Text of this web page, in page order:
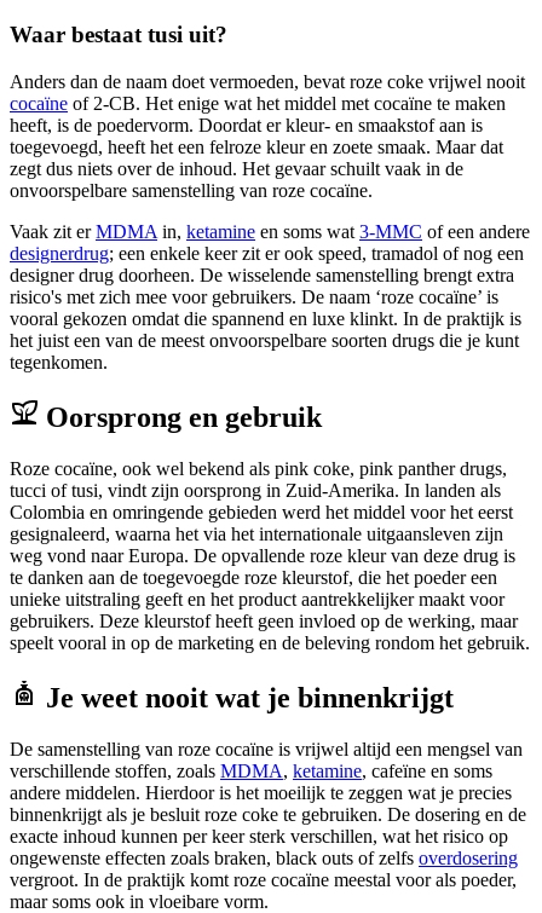
Waar bestaat tusi uit?
Anders dan de naam doet vermoeden, bevat roze coke vrijwel nooit
cocaïne of 2-CB. Het enige wat het middel met cocaïne te maken
heeft, is de poedervorm. Doordat er kleur- en smaakstof aan is
toegevoegd, heeft het een felroze kleur en zoete smaak. Maar dat
zegt dus niets over de inhoud. Het gevaar schuilt vaak in de
onvoorspelbare samenstelling van roze cocaïne.
Vaak zit erMDMA in, ketamine en soms wat 3-MMC of een andere
designerdrug; een enkele keer zit er ook speed, tramadol of nog een
designer drug doorheen. De wisselende samenstelling brengt extra
risico's met zich mee voor gebruikers. De naam ‘roze cocaïne’ is
vooral gekozen omdat die spannend en luxe klinkt. In de praktijk is
het juist een van de meest onvoorspelbare soorten drugs die je kunt
tegenkomen.
Oorsprong en gebruik
Roze cocaïne, ook wel bekend als pink coke, pink panther drugs,
tucci of tusi, vindt zijn oorsprong in Zuid-Amerika. In landen als
Colombia en omringende gebieden werd het middel voor het eerst
gesignaleerd, waarna het via het internationale uitgaansleven zijn
weg vond naar Europa. De opvallende roze kleur van deze drug is
te danken aan de toegevoegde roze kleurstof, die het poeder een
unieke uitstraling geeft en het product aantrekkelijker maakt voor
gebruikers. Deze kleurstof heeft geen invloed op de werking, maar
speelt vooral in op de marketing en de beleving rondom het gebruik.
Je weet nooit wat je binnenkrijgt
De samenstelling van roze cocaïne is vrijwel altijd een mengsel van
verschillende stoffen, zoals MDMA, ketamine, cafeïne en soms
andere middelen. Hierdoor is het moeilijk te zeggen wat je precies
binnenkrijgt als je besluit roze coke te gebruiken. De dosering en de
exacte inhoud kunnen per keer sterk verschillen, wat het risico op
ongewenste effecten zoals braken, black outs of zelfs overdosering
vergroot. In de praktijk komt roze cocaïne meestal voor als poeder,
maar soms ook in vloeibare vorm.